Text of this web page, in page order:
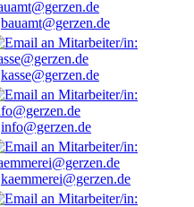
bauamt@gerzen.de
kasse@gerzen.de
info@gerzen.de
kaemmerei@gerzen.de